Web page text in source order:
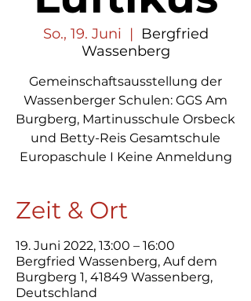
So., 19. Juni
  |
Bergfried
Wassenberg
Gemeinschaftsausstellung der
Wassenberger Schulen: GGS Am
Burgberg, Martinusschule Orsbeck
und Betty-Reis Gesamtschule
Europaschule I Keine Anmeldung
Zeit & Ort
19. Juni 2022, 13:00 – 16:00
Bergfried Wassenberg, Auf dem
Burgberg 1, 41849 Wassenberg,
Deutschland